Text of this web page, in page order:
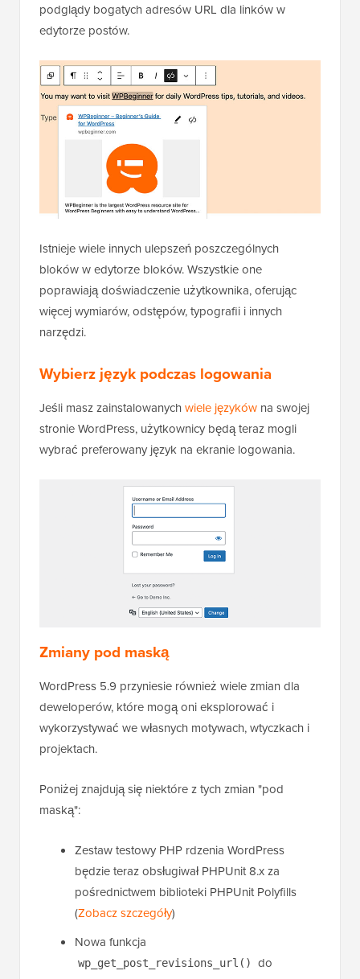
podglądy bogatych adresów URL dla linków w
edytorze postów.
Istnieje wiele innych ulepszeń poszczególnych
bloków w edytorze bloków. Wszystkie one
poprawiają doświadczenie użytkownika, oferując
więcej wymiarów, odstępów, typografii i innych
narzędzi.
Wybierz język podczas logowania
Jeśli masz zainstalowanychwiele języków na swojej
stronie WordPress, użytkownicy będą teraz mogli
wybrać preferowany język na ekranie logowania.
Zmiany pod maską
WordPress 5.9 przyniesie również wiele zmian dla
deweloperów, które mogą oni eksplorować i
wykorzystywać we własnych motywach, wtyczkach i
projektach.
Poniżej znajdują się niektóre z tych zmian "pod
maską":
Zestaw testowy PHP rdzenia WordPress
będzie teraz obsługiwał PHPUnit 8.x za
pośrednictwem biblioteki PHPUnit Polyfills
(Zobacz szczegóły)
Nowa funkcja
wp_get_post_revisions_url()
do